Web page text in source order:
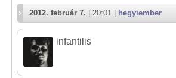
2012. február 7. | 20:01 | hegyiember
infantilis